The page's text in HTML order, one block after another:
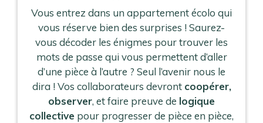
Vous entrez dans un appartement écolo qui
vous réserve bien des surprises ! Saurez-
vous décoder les énigmes pour trouver les
mots de passe qui vous permettent d’aller
d’une pièce à l’autre ? Seul l’avenir nous le
dira ! Vos collaborateurs devront coopérer,
observer, et faire preuve de logique
collective pour progresser de pièce en pièce,